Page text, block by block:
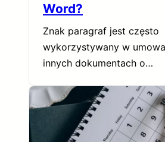
Word?
Znak paragraf jest często
wykorzystywany w
innych dokumentach o…